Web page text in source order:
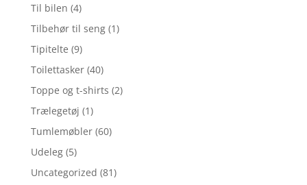
Til bilen (4)
Tilbehør til seng (1)
Tipitelte (9)
Toilettasker (40)
Toppe og t-shirts (2)
Trælegetøj (1)
Tumlemøbler (60)
Udeleg (5)
Uncategorized (81)